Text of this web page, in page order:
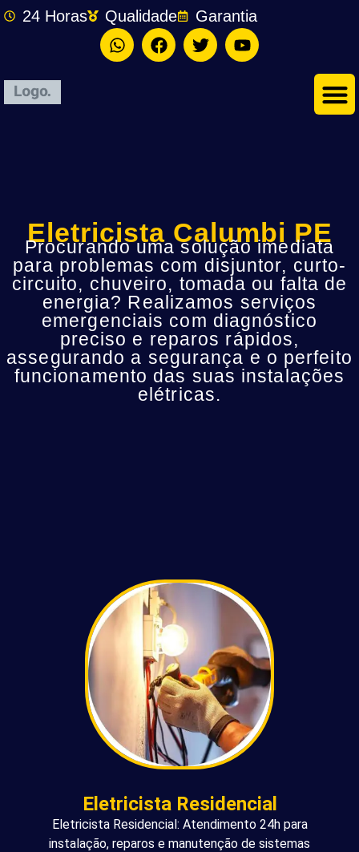
24 Horas Qualidade Garantia
Eletricista Calumbi PE
Procurando uma solução imediata
para problemas com disjuntor, curto-
circuito, chuveiro, tomada ou falta de
energia? Realizamos serviços
emergenciais com diagnóstico
preciso e reparos rápidos,
assegurando a segurança e o perfeito
funcionamento das suas instalações
elétricas.
Eletricista Residencial
Eletricista Residencial: Atendimento 24h para
instalação, reparos e manutenção de sistemas